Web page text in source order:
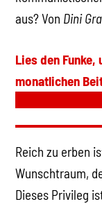
aus? Von Dini
Lies den
monatlichen
Reich zu erben
Wunschtraum,
Dieses Privileg